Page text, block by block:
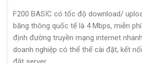
F200 BASIC có tốc độ download/
băng thông quốc tế là 4 Mbps, miễn
định đường truyền mạng internet
doanh nghiệp có thể thể cài đặt, kết